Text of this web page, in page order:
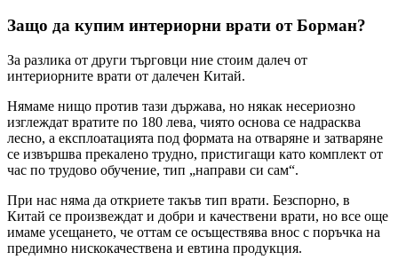
Защо да купим интериорни врати от Борман?
За разлика от други търговци ние стоим далеч от
интериорните врати от далечен Китай.
Нямаме нищо против тази държава, но някак несериозно
изглеждат вратите по 180 лева, чиято основа се надрасква
лесно, а експлоатацията под формата на отваряне и затваряне
се извършва прекалено трудно, пристигащи като комплект от
час по трудово обучение, тип „направи си сам“.
При нас няма да откриете такъв тип врати. Безспорно, в
Китай се произвеждат и добри и качествени врати, но все още
имаме усещането, че оттам се осъществява внос с поръчка на
предимно нискокачествена и евтина продукция.